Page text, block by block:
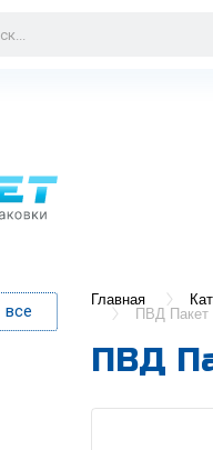
Главная
ПВД Пакет
ПВД
все